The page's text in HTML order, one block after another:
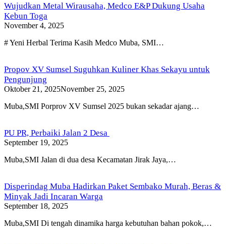
Wujudkan Metal Wirausaha, Medco E&P Dukung Usaha
Kebun Toga
November 4, 2025
# Yeni Herbal Terima Kasih Medco Muba, SMI…
Propov XV Sumsel Suguhkan Kuliner Khas Sekayu untuk
Pengunjung
Oktober 21, 2025November 25, 2025
Muba,SMI Porprov XV Sumsel 2025 bukan sekadar ajang…
PU PR, Perbaiki Jalan 2 Desa
September 19, 2025
Muba,SMI Jalan di dua desa Kecamatan Jirak Jaya,…
Disperindag Muba Hadirkan Paket Sembako Murah, Beras &
Minyak Jadi Incaran Warga
September 18, 2025
Muba,SMI Di tengah dinamika harga kebutuhan bahan pokok,…